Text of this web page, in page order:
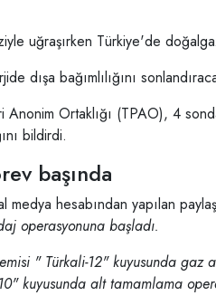
uğraşırken Türkiye'de
dışa bağımlılığını
Anonim Ortaklığı (TPAO), 4
bildirdi.
başında
medya hesabından yapılan
operasyonuna başladı.
" Türkali-12" kuyusunda gaz
kuyusunda alt tamamlama